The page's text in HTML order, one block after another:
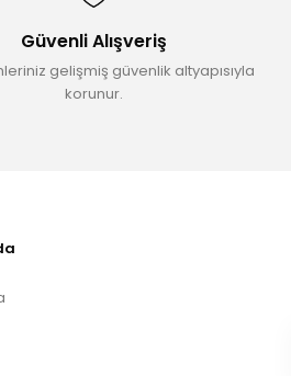
Güvenli Alışveriş
gelişmiş güvenlik altyapısıyla
korunur.